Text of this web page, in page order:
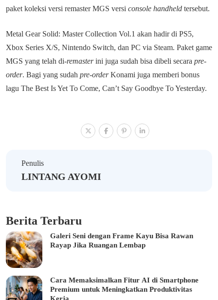
paket koleksi versi remaster MGS versi console handheld tersebut.
Metal Gear Solid: Master Collection Vol.1 akan hadir di PS5,
Xbox Series X/S, Nintendo Switch, dan PC via Steam. Paket game
MGS yang telah di-remasterini juga sudah bisa dibeli secara pre-
order. Bagi yang sudah pre-orderKonami juga memberi bonus
lagu The Best Is Yet To Come, Can’t Say Goodbye To Yesterday.
Penulis
LINTANG AYOMI
Berita Terbaru
Galeri Seni dengan Frame Kayu Bisa Rawan
Rayap Jika Ruangan Lembap
Cara Memaksimalkan Fitur AI di Smartphone
Premium untuk Meningkatkan Produktivitas